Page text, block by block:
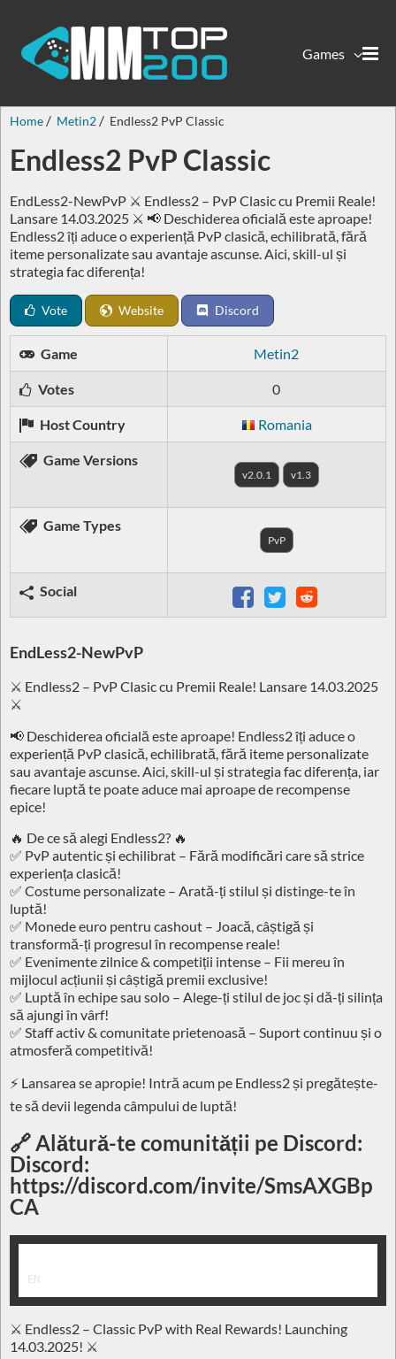
Games
Home Metin2 Endless2 PvP Classic
Endless2 PvP Classic
EndLess2-NewPvP ⚔️ Endless2 – PvP Clasic cu Premii Reale!
Lansare 14.03.2025 ⚔️ 📢 Deschiderea oficială este aproape!
Endless2 îți aduce o experiență PvP clasică, echilibrată, fără
iteme personalizate sau avantaje ascunse. Aici, skill-ul și
strategia fac diferența!
Vote Website Discord
Game Metin2
Votes 0
Host Country Romania
Game Versions
v2.0.1 v1.3
Game Types
PvP
Social
EndLess2-NewPvP
⚔️ Endless2 – PvP Clasic cu Premii Reale! Lansare 14.03.2025
⚔️
📢 Deschiderea oficială este aproape! Endless2 îți aduce o
experiență PvP clasică, echilibrată, fără iteme personalizate
sau avantaje ascunse. Aici, skill-ul și strategia fac diferența, iar
fiecare luptă te poate aduce mai aproape de recompense
epice!
🔥 De ce să alegi Endless2? 🔥
✅ PvP autentic și echilibrat – Fără modificări care să strice
experiența clasică!
✅ Costume personalizate – Arată-ți stilul și distinge-te în
luptă!
✅ Monede euro pentru cashout – Joacă, câștigă și
transformă-ți progresul în recompense reale!
✅ Evenimente zilnice & competiții intense – Fii mereu în
mijlocul acțiunii și câștigă premii exclusive!
✅ Luptă în echipe sau solo – Alege-ți stilul de joc și dă-ți silința
să ajungi în vârf!
✅ Staff activ & comunitate prietenoasă – Suport continuu și o
atmosferă competitivă!
⚡ Lansarea se apropie! Intră acum pe Endless2 și pregătește-
te să devii legenda câmpului de luptă!
🔗 Alătură-te comunității pe Discord:
Discord:
https://discord.com/invite/SmsAXGBp
CA
EN
⚔️ Endless2 – Classic PvP with Real Rewards! Launching
14.03.2025! ⚔️